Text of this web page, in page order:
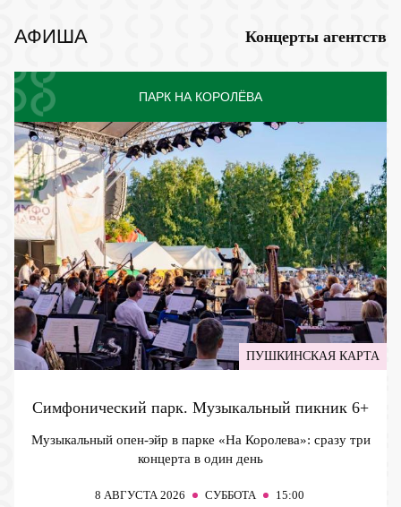
АФИША Концерты агентств
ПАРК НА КОРОЛЁВА
ПУШКИНСКАЯ КАРТА
Симфонический парк. Музыкальный пикник 6+
Музыкальный опен-эйр в парке «На Королева»: сразу три
концерта в один день
8 АВГУСТА 2026 СУББОТА 15:00